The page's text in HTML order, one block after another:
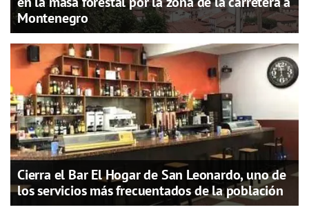
Montenegro
Cierra el Bar El Hogar de San Leonardo, uno de
los servicios más frecuentados de la población